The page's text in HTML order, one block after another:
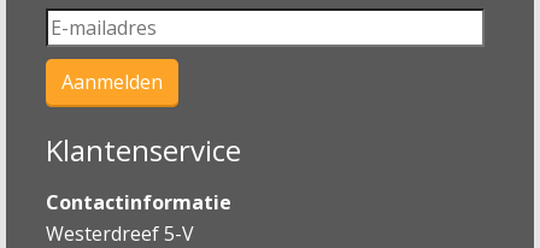
Klantenservice
Contactinformatie
Westerdreef 5-V